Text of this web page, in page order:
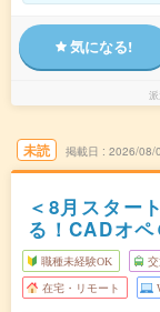
気になる!
未読 掲載日 2026/08/
＜8月スター
る！CADオ
職種未経験OK
在宅・リモート